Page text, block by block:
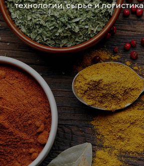
технологии, сырье и логистика